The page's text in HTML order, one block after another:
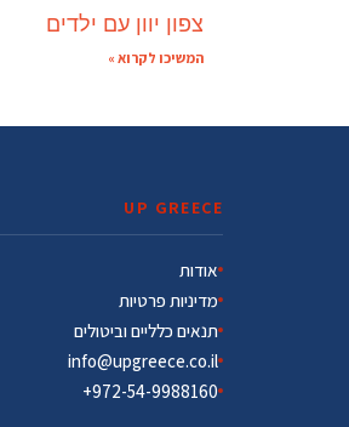
צפון יוון עם ילדים
המשיכו לקרוא »
UP GREECE
אודות
מדיניות פרטיות
תנאים כלליים וביטולים
info@upgreece.co.il
972-54-9988160+